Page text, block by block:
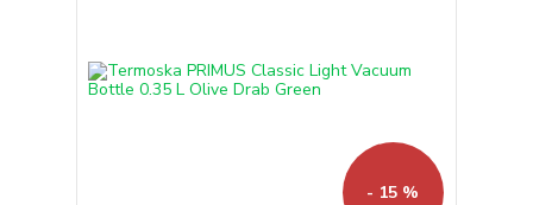
- 15 %